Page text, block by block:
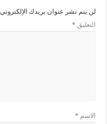
لن يتم نشر عنوان بريدك الإلكتروني.
التعليق *
الاسم *